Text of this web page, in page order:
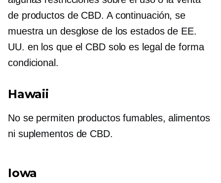
de productos de CBD. A continuación, se
muestra un desglose de los estados de EE.
UU. en los que el CBD solo es legal de forma
condicional.
Hawaii
No se permiten productos fumables, alimentos
ni suplementos de CBD.
Iowa